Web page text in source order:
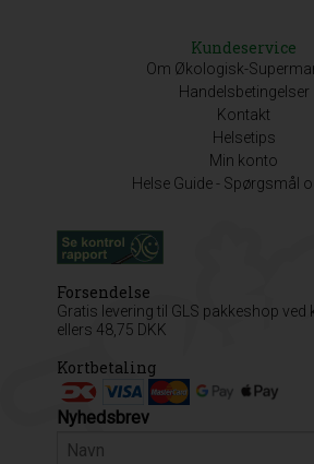
Kundeservice
Om Økologisk-
Handelsbetingelser
Kontakt
Helsetips
Min konto
Helse Guide - Spørgsmål
Forsendelse
Gratis levering til GLS pakkeshop ved
ellers 48,75 DKK
Kortbetaling
Nyhedsbrev